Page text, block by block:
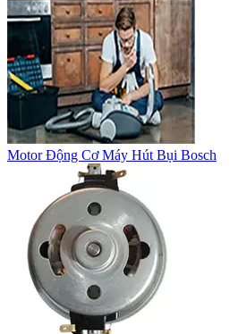
Motor Động Cơ Máy Hút Bụi Bosch